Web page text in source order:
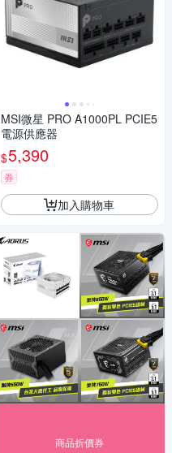
MSI微星 PRO A1000PL PCIE5
電源供應器
$5,390
券
加入購物車
商品折價券